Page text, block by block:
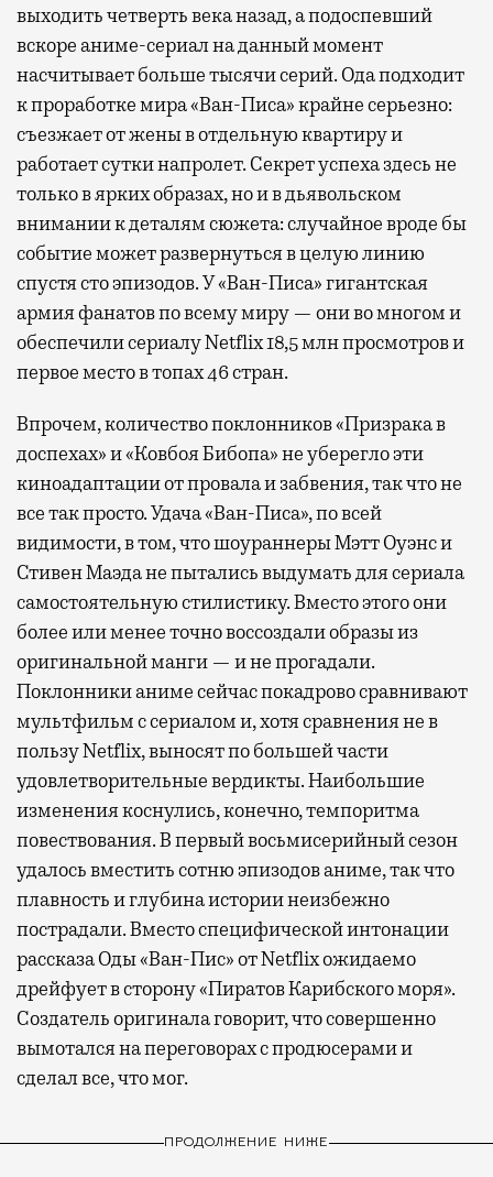
выходить четверть века назад, а подоспевший
вскоре аниме-сериал на данный момент
насчитывает больше тысячи серий. Ода подходит
к проработке мира «Ван-Писа» крайне серьезно:
съезжает от жены в отдельную квартиру и
работает сутки напролет. Секрет успеха здесь не
только в ярких образах, но и в дьявольском
внимании к деталям сюжета: случайное вроде бы
событие может развернуться в целую линию
спустя сто эпизодов. У «Ван-Писа» гигантская
армия фанатов по всему миру — они во многом и
обеспечили сериалу Netflix 18,5 млн просмотров и
первое место в топах 46 стран.
Впрочем, количество поклонников «Призрака в
доспехах» и «Ковбоя Бибопа» не уберегло эти
киноадаптации от провала и забвения, так что не
все так просто. Удача «Ван-Писа», по всей
видимости, в том, что шоураннеры Мэтт Оуэнс и
Стивен Маэда не пытались выдумать для сериала
самостоятельную стилистику. Вместо этого они
более или менее точно воссоздали образы из
оригинальной манги — и не прогадали.
Поклонники аниме сейчас покадрово сравнивают
мультфильм с сериалом и, хотя сравнения не в
пользу Netflix, выносят по большей части
удовлетворительные вердикты. Наибольшие
изменения коснулись, конечно, темпоритма
повествования. В первый восьмисерийный сезон
удалось вместить сотню эпизодов аниме, так что
плавность и глубина истории неизбежно
пострадали. Вместо специфической интонации
рассказа Оды «Ван-Пис» от Netflix ожидаемо
дрейфует в сторону «Пиратов Карибского моря».
Создатель оригинала говорит, что совершенно
вымотался на переговорах с продюсерами и
сделал все, что мог.
ПРОДОЛЖЕНИЕ НИЖЕ